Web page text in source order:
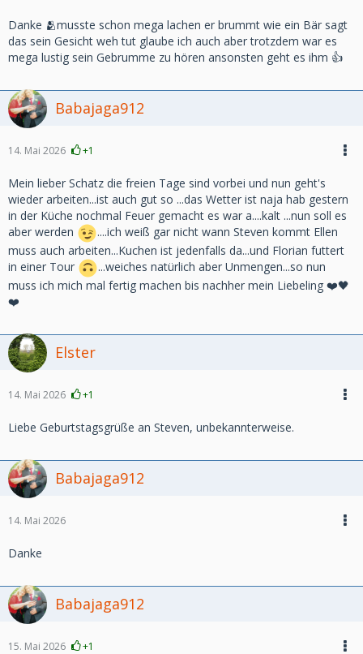
Danke 🫂musste schon mega lachen er brummt wie ein Bär sagt
das sein Gesicht weh tut glaube ich auch aber trotzdem war es
mega lustig sein Gebrumme zu hören ansonsten geht es ihm 👍
Babajaga912
14. Mai 2026 +1
Mein lieber Schatz die freien Tage sind vorbei und nun geht's
wieder arbeiten...ist auch gut so ...das Wetter ist naja hab gestern
in der Küche nochmal Feuer gemacht es war a....kalt ...nun soll es
aber werden
....ich weiß gar nicht wann Steven kommt Ellen
muss auch arbeiten...Kuchen ist jedenfalls da...und Florian futtert
in einer Tour
...weiches natürlich aber Unmengen...so nun
muss ich mich mal fertig machen bis nachher mein Liebeling ❤️🖤
❤️
Elster
14. Mai 2026 +1
Liebe Geburtstagsgrüße an Steven, unbekannterweise.
Babajaga912
14. Mai 2026
Danke
Babajaga912
15. Mai 2026 +1